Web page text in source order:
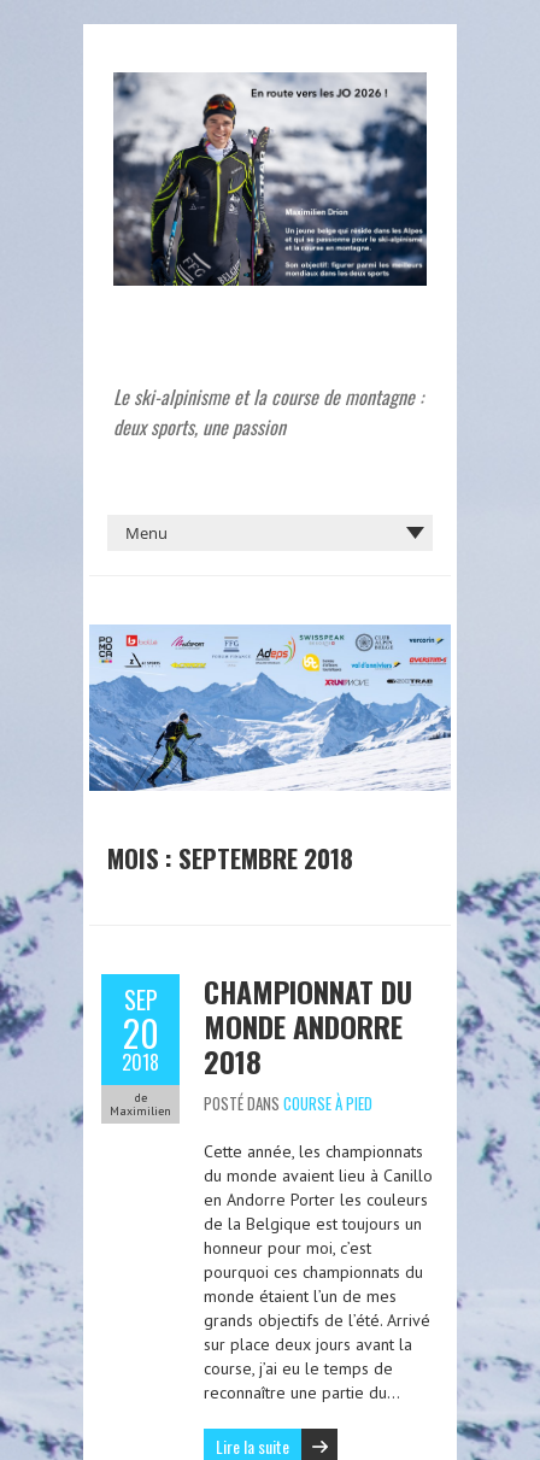
Le ski-alpinisme et la course de montagne :
deux sports, une passion
MOIS : SEPTEMBRE 2018
SEP
20
2018
de
Maximilien
CHAMPIONNAT DU
MONDE ANDORRE
2018
POSTÉ DANS COURSE À PIED
Cette année, les championnats
du monde avaient lieu à Canillo
en Andorre Porter les couleurs
de la Belgique est toujours un
honneur pour moi, c’est
pourquoi ces championnats du
monde étaient l’un de mes
grands objectifs de l’été. Arrivé
sur place deux jours avant la
course, j’ai eu le temps de
reconnaître une partie du…
Lire la suite